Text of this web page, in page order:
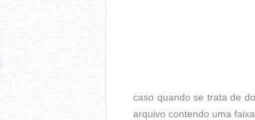
caso quando se trata de
arquivo contendo uma